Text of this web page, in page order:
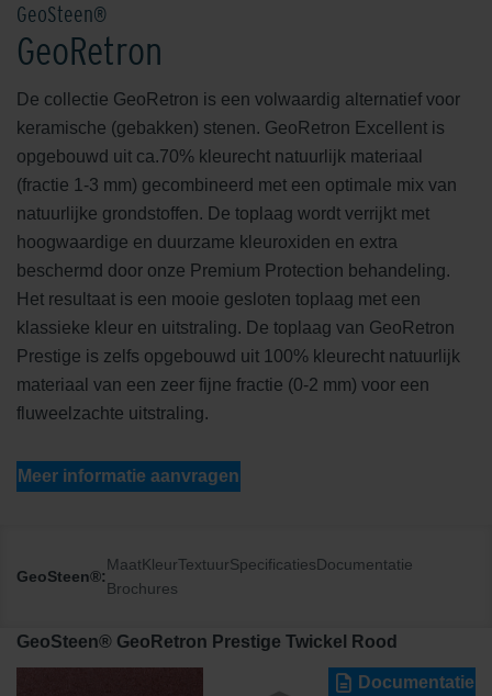
GeoSteen®
GeoRetron
De collectie GeoRetron is een volwaardig alternatief voor
keramische (gebakken) stenen. GeoRetron Excellent is
opgebouwd uit ca.70% kleurecht natuurlijk materiaal
(fractie 1-3 mm) gecombineerd met een optimale mix van
natuurlijke grondstoffen. De toplaag wordt verrijkt met
hoogwaardige en duurzame kleuroxiden en extra
beschermd door onze Premium Protection behandeling.
Het resultaat is een mooie gesloten toplaag met een
klassieke kleur en uitstraling. De toplaag van GeoRetron
Prestige is zelfs opgebouwd uit 100% kleurecht natuurlijk
materiaal van een zeer fijne fractie (0-2 mm) voor een
fluweelzachte uitstraling.
Meer informatie aanvragen
GeoSteen®:
MaatKleurTextuurSpecificatiesDocumentatie
Brochures
GeoSteen® GeoRetron Prestige Twickel Rood
Documentatie